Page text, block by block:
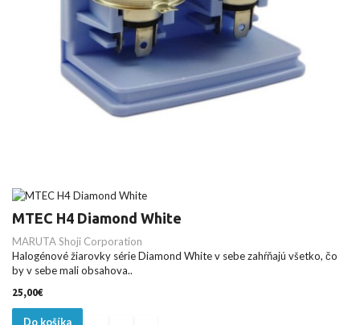
MTEC H4 Diamond White
MARUTA Shoji Corporation
Halogénové žiarovky série Diamond White v sebe zahŕňajú všetko, čo
by v sebe mali obsahova..
25,00€
Do košíka